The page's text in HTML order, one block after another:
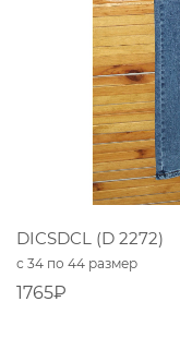
DICSDCL (D 2272)
с 34 по 44 размер
1765₽